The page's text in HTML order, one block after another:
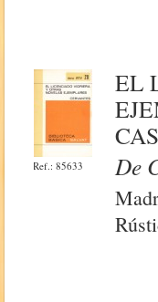
Ref.: 85633
EL
De